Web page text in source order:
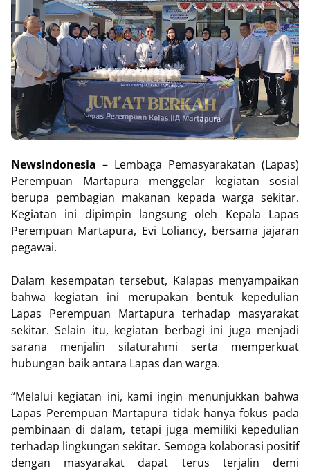
NewsIndonesia – Lembaga Pemasyarakatan (Lapas)
Perempuan Martapura menggelar kegiatan sosial
berupa pembagian makanan kepada warga sekitar.
Kegiatan ini dipimpin langsung oleh Kepala Lapas
Perempuan Martapura, Evi Loliancy, bersama jajaran
pegawai.
Dalam kesempatan tersebut, Kalapas menyampaikan
bahwa kegiatan ini merupakan bentuk kepedulian
Lapas Perempuan Martapura terhadap masyarakat
sekitar. Selain itu, kegiatan berbagi ini juga menjadi
sarana menjalin silaturahmi serta memperkuat
hubungan baik antara Lapas dan warga.
“Melalui kegiatan ini, kami ingin menunjukkan bahwa
Lapas Perempuan Martapura tidak hanya fokus pada
pembinaan di dalam, tetapi juga memiliki kepedulian
terhadap lingkungan sekitar. Semoga kolaborasi positif
dengan masyarakat dapat terus terjalin demi